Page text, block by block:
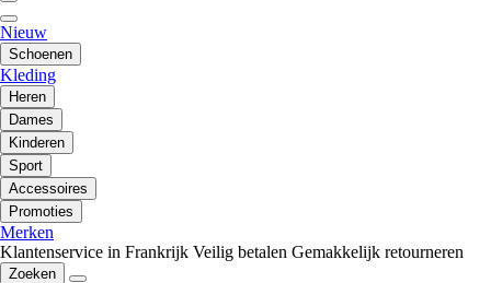
Nieuw
Schoenen
Kleding
Heren
Dames
Kinderen
Sport
Accessoires
Promoties
Merken
Klantenservice in Frankrijk Veilig betalen Gemakkelijk retourneren
Zoeken